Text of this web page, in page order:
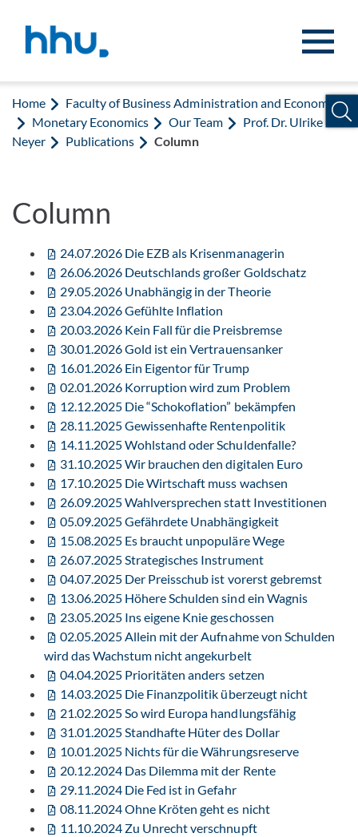
Home
Faculty of Business Administration and Economics
Monetary Economics
Our Team
Prof. Dr. Ulrike
Neyer
Publications Column
Column
24.07.2026 Die EZB als Krisenmanagerin
26.06.2026 Deutschlands großer Goldschatz
29.05.2026 Unabhängig in der Theorie
23.04.2026 Gefühlte Inflation
20.03.2026 Kein Fall für die Preisbremse
30.01.2026 Gold ist ein Vertrauensanker
16.01.2026 Ein Eigentor für Trump
02.01.2026 Korruption wird zum Problem
12.12.2025 Die “Schokoflation” bekämpfen
28.11.2025 Gewissenhafte Rentenpolitik
14.11.2025 Wohlstand oder Schuldenfalle?
31.10.2025 Wir brauchen den digitalen Euro
17.10.2025 Die Wirtschaft muss wachsen
26.09.2025 Wahlversprechen statt Investitionen
05.09.2025 Gefährdete Unabhängigkeit
15.08.2025 Es braucht unpopuläre Wege
26.07.2025 Strategisches Instrument
04.07.2025 Der Preisschub ist vorerst gebremst
13.06.2025 Höhere Schulden sind ein Wagnis
23.05.2025 Ins eigene Knie geschossen
02.05.2025 Allein mit der Aufnahme von Schulden
wird das Wachstum nicht angekurbelt
04.04.2025 Prioritäten anders setzen
14.03.2025 Die Finanzpolitik überzeugt nicht
21.02.2025 So wird Europa handlungsfähig
31.01.2025 Standhafte Hüter des Dollar
10.01.2025 Nichts für die Währungsreserve
20.12.2024 Das Dilemma mit der Rente
29.11.2024 Die Fed ist in Gefahr
08.11.2024 Ohne Kröten geht es nicht
11.10.2024 Zu Unrecht verschnupft